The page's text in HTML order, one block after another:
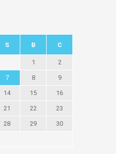
S B C
1 2
7 8 9
14 15 16
21 22 23
28 29 30